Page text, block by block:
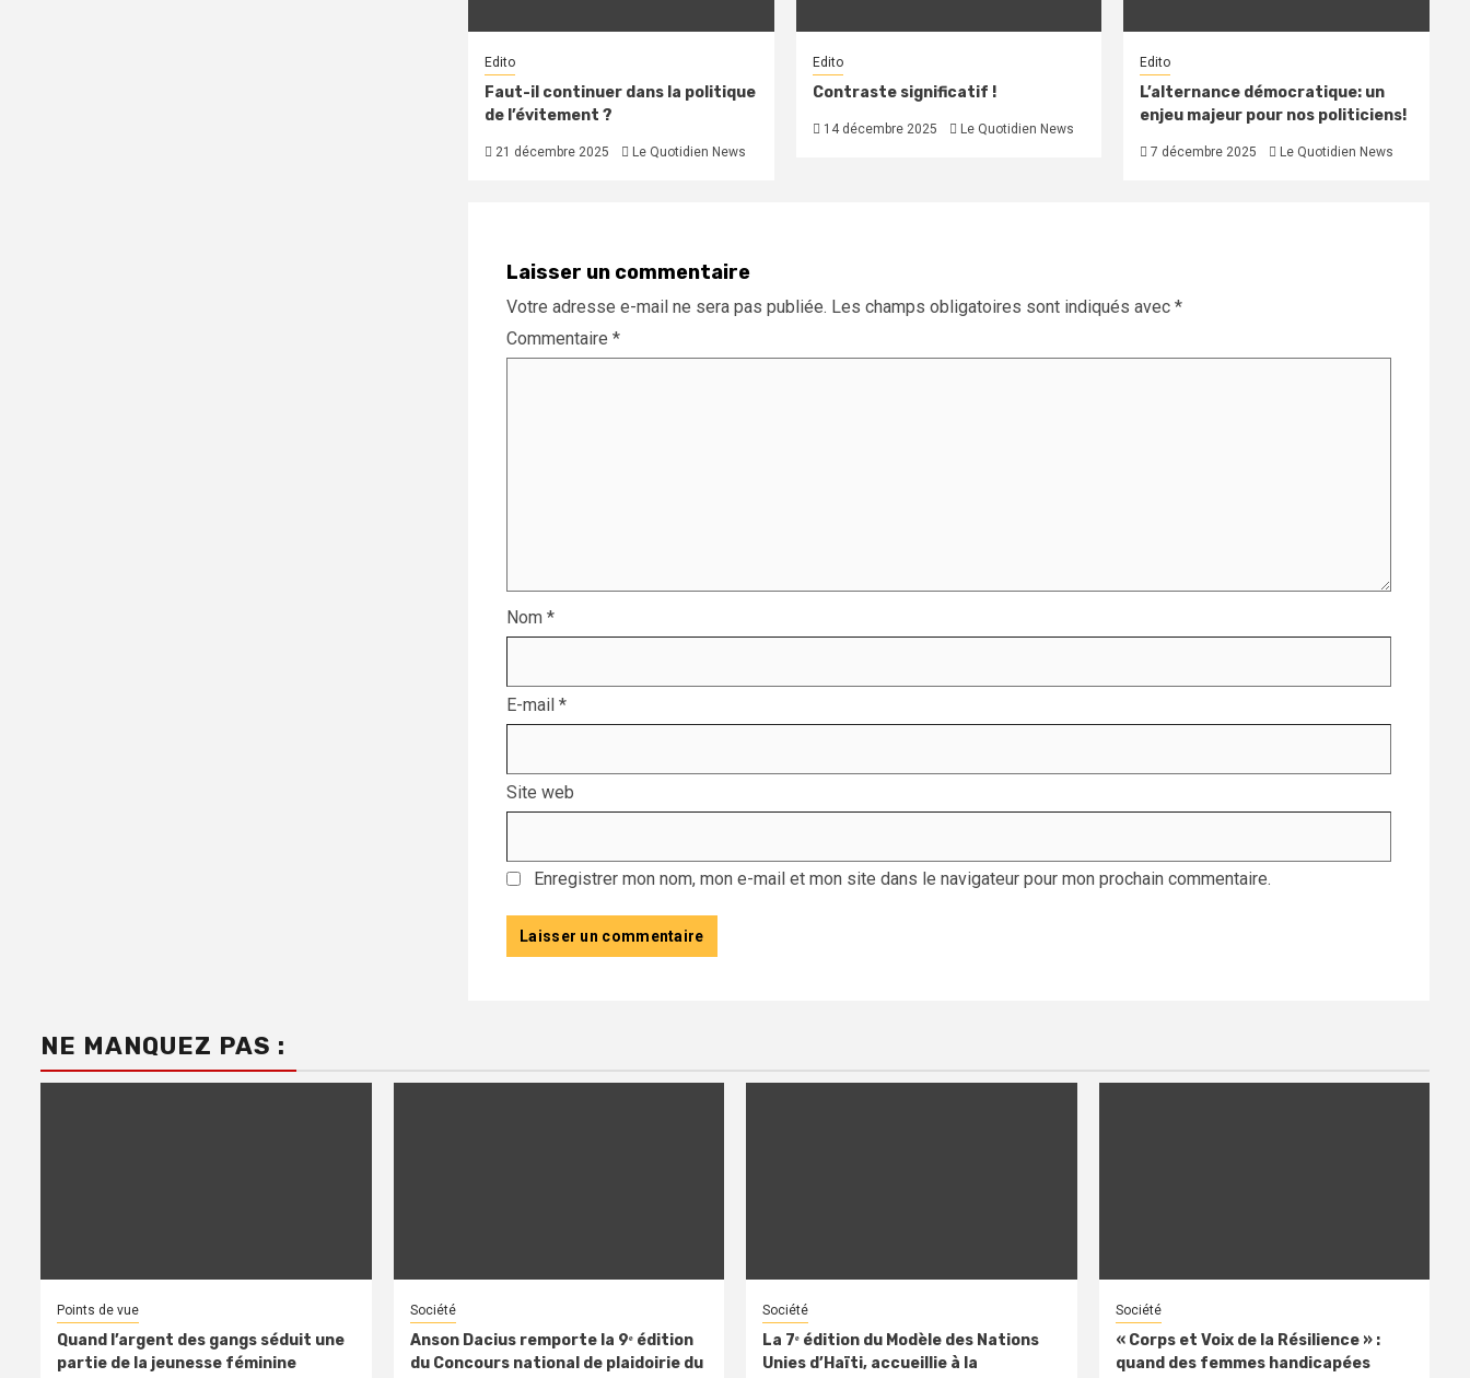
Edito
Faut-il continuer dans la politique
de l’évitement ?
21 décembre 2025 Le Quotidien News
Edito
Contraste significatif !
14 décembre 2025 Le Quotidien News
Edito
L’alternance démocratique: un
enjeu majeur pour nos politiciens!
7 décembre 2025 Le Quotidien News
Laisser un commentaire
Votre adresse e-mail ne sera pas publiée. Les champs obligatoires sont indiqués avec *
Commentaire *
Nom *
E-mail *
Site web
Enregistrer mon nom, mon e-mail et mon site dans le navigateur pour mon prochain commentaire.
NE MANQUEZ PAS :
Points de vue
Quand l’argent des gangs séduit une
partie de la jeunesse féminine
Société
Anson Dacius remporte la 9ᵉ édition
du Concours national de plaidoirie du
Société
La 7ᵉ édition du Modèle des Nations
Unies d’Haïti, accueillie à la
Société
« Corps et Voix de la Résilience » :
quand des femmes handicapées